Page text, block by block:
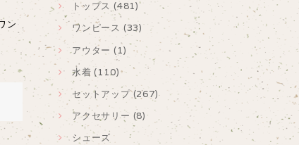
ン
トップス (481)
ワンピース (33)
アウター (1)
水着 (110)
セットアップ (267)
アクセサリー (8)
シューズ